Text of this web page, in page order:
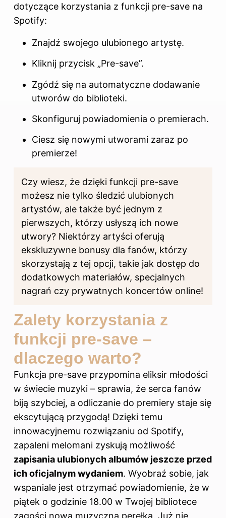
dotyczące korzystania z funkcji pre-save na
Spotify:
Znajdź swojego ulubionego artystę.
Kliknij przycisk „Pre-save”.
Zgódź się na automatyczne dodawanie
utworów do biblioteki.
Skonfiguruj powiadomienia o premierach.
Ciesz się nowymi utworami zaraz po
premierze!
Czy wiesz, że dzięki funkcji pre-save
możesz nie tylko śledzić ulubionych
artystów, ale także być jednym z
pierwszych, którzy usłyszą ich nowe
utwory? Niektórzy artyści oferują
ekskluzywne bonusy dla fanów, którzy
skorzystają z tej opcji, takie jak dostęp do
dodatkowych materiałów, specjalnych
nagrań czy prywatnych koncertów online!
Zalety korzystania z
funkcji pre-save –
dlaczego warto?
Funkcja pre-save przypomina eliksir młodości
w świecie muzyki – sprawia, że serca fanów
biją szybciej, a odliczanie do premiery staje się
ekscytującą przygodą! Dzięki temu
innowacyjnemu rozwiązaniu od Spotify,
zapaleni melomani zyskują możliwość
zapisania ulubionych albumów jeszcze przed
ich oficjalnym wydaniem. Wyobraź sobie, jak
wspaniale jest otrzymać powiadomienie, że w
piątek o godzinie 18.00 w Twojej bibliotece
zagości nowa muzyczna perełka. Już nie